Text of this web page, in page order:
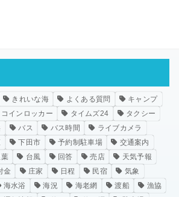
きれいな海 よくある質問
キャンプ
コインロッカー タイムズ24
タクシー
バス バス時間
ライブカメラ
下田市 予約制駐車場
交通案内
台風 回答 売店
天気予報
金 庄家 日程 民宿
気象
海水浴 海況 海老網 渡船
漁協